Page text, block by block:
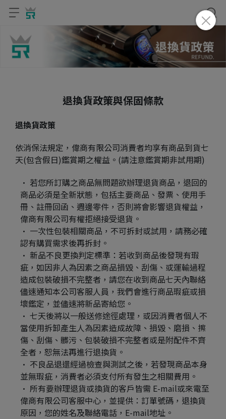
退換貨政策與保固條款
退換貨政策
依消保法規定，偉商有限公司消費者均享有商品到貨七
天(包含假日)鑑賞期之權益。(請注意鑑賞期非試用期)
若您所訂購之商品無問題欲辦理退貨商品，退回的
商品必須是全新狀態，包括主要商品、發票、使用手
冊、註冊回函、週邊零件，否則將會影響退貨權益，
偉商有限公司有權拒絕接受退貨。
一次性包裝相關商品，不可拆封或試用，請務必確
認有購買需求後再拆封。
新品不良更換判定標準：若收到商品後發現有瑕
疵，如因非人為因素之商品損毀、刮傷、或運輸過程
造成包裝破損不完整者，請您在收到商品七天內聯絡
儘速通知本公司客服人員，我們會進行商品瑕疵或損
壞鑑定，並儘速將新品寄給您。
七天後將以一般送修途徑處理，或因消費者個人不
當使用拆卸產生人為因素造成故障、損毀、磨損、擦
傷、刮傷、髒污、包裝破損不完整者或是附配件不齊
全者，恕無法再進行退換貨。
不良品退還經過檢查與測試之後，若發現商品本身
並無瑕疵，消費者必須支付所有發生之相關費用。
所有要辦理退貨或換貨的客戶皆需 E-mail或來電至
偉商有限公司客服中心，並提供：訂單號碼，退換貨
原因，您的姓名及聯絡電話，E-mail地址。